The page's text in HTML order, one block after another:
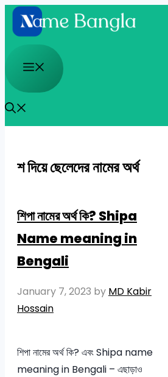
Skip
to
content
Menu
শ দিয়ে ছেলেদের নামের অর্থ
শিপা নামের অর্থ কি? Shipa
Name meaning in
Bengali
January 7, 2023 by MD Kabir
Hossain
শিপা নামের অর্থ কি? এবং Shipa name
meaning in Bengali – এছাড়াও